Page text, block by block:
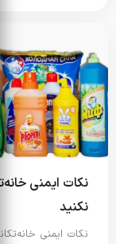
نکات ایمنی
نکنید
نکات ایمنی